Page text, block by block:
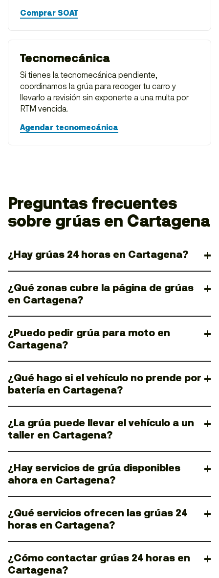
Comprar SOAT
Tecnomecánica
Si tienes la tecnomecánica pendiente,
coordinamos la grúa para recoger tu carro y
llevarlo a revisión sin exponerte a una multa por
RTM vencida.
Agendar tecnomecánica
Preguntas frecuentes
sobre grúas en Cartagena
¿Hay grúas 24 horas en Cartagena?
¿Qué zonas cubre la página de grúas
en Cartagena?
¿Puedo pedir grúa para moto en
Cartagena?
¿Qué hago si el vehículo no prende por
batería en Cartagena?
¿La grúa puede llevar el vehículo a un
taller en Cartagena?
¿Hay servicios de grúa disponibles
ahora en Cartagena?
¿Qué servicios ofrecen las grúas 24
horas en Cartagena?
¿Cómo contactar grúas 24 horas en
Cartagena?